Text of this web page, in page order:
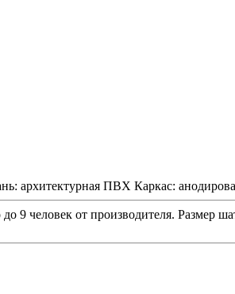
архитектурная ПВХ Каркас:
человек от производителя. Размер